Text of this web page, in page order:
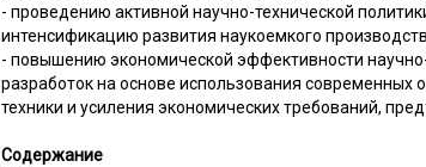
- проведению активной научно-технической
интенсификацию развития наукоемкого
- повышению экономической эффективности
разработок на основе использования
техники и усиления экономических требований,
Содержание